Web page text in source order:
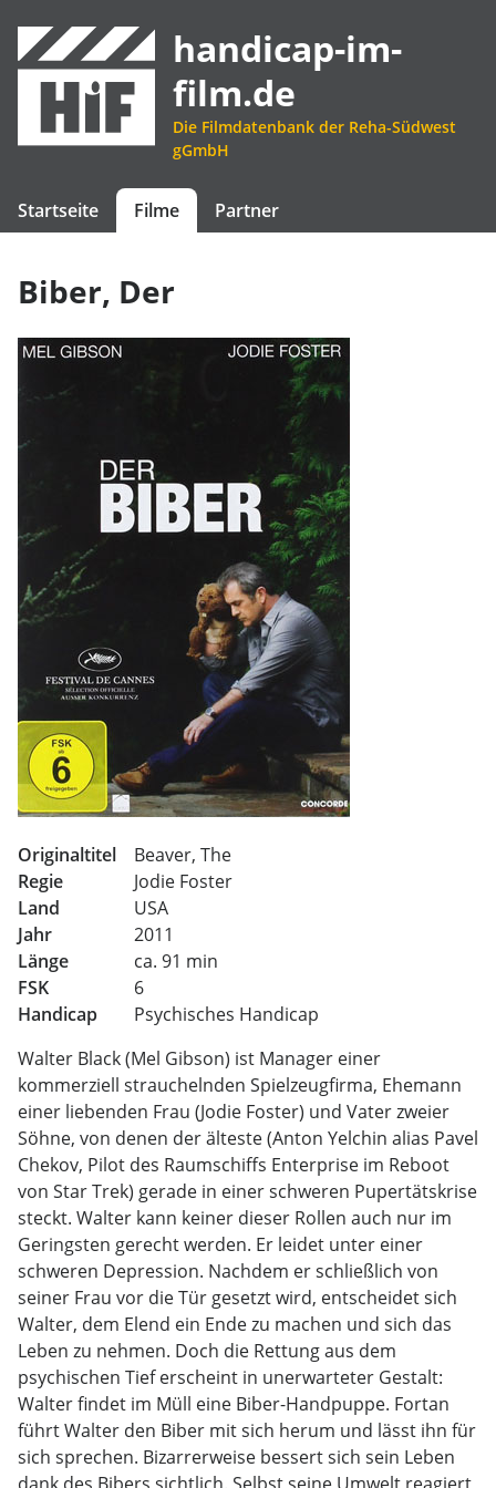
handicap-im-
film.de
Die Filmdatenbank der Reha-Südwest
gGmbH
Startseite Filme Partner
Biber, Der
Originaltitel
Beaver, The
Regie
Jodie Foster
Land
USA
Jahr
2011
Länge
ca. 91 min
FSK
6
Handicap
Psychisches Handicap
Walter Black (Mel Gibson) ist Manager einer
kommerziell strauchelnden Spielzeugfirma, Ehemann
einer liebenden Frau (Jodie Foster) und Vater zweier
Söhne, von denen der älteste (Anton Yelchin alias Pavel
Chekov, Pilot des Raumschiffs Enterprise im Reboot
von Star Trek) gerade in einer schweren Pupertätskrise
steckt. Walter kann keiner dieser Rollen auch nur im
Geringsten gerecht werden. Er leidet unter einer
schweren Depression. Nachdem er schließlich von
seiner Frau vor die Tür gesetzt wird, entscheidet sich
Walter, dem Elend ein Ende zu machen und sich das
Leben zu nehmen. Doch die Rettung aus dem
psychischen Tief erscheint in unerwarteter Gestalt:
Walter findet im Müll eine Biber-Handpuppe. Fortan
führt Walter den Biber mit sich herum und lässt ihn für
sich sprechen. Bizarrerweise bessert sich sein Leben